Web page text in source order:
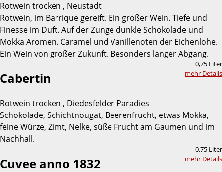
Rotwein trocken , Neustadt
Rotwein, im Barrique gereift. Ein großer Wein. Tiefe und
Finesse im Duft. Auf der Zunge dunkle Schokolade und
Mokka Aromen. Caramel und Vanillenoten der Eichenlohe.
Ein Wein von großer Zukunft. Besonders langer Abgang.
0,75 Liter
mehr Details
Cabertin
Rotwein trocken , Diedesfelder Paradies
Schokolade, Schichtnougat, Beerenfrucht, etwas Mokka,
feine Würze, Zimt, Nelke, süße Frucht am Gaumen und im
Nachhall.
0,75 Liter
mehr Details
Cuvee anno 1832